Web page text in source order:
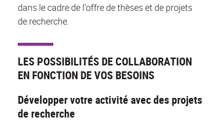
dans le cadre de l’offre de thèses et de projets
de recherche.
LES POSSIBILITÉS DE COLLABORATION
EN FONCTION DE VOS BESOINS
Développer votre activité avec des projets
de recherche